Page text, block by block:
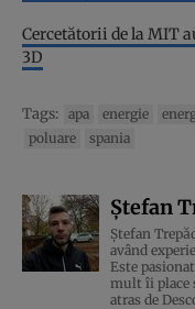
Cercetătorii de la MIT
3D
Tags: apa energie
poluare
spania
Ștefan
Ștefan
având
Este
mult îi place
atras de